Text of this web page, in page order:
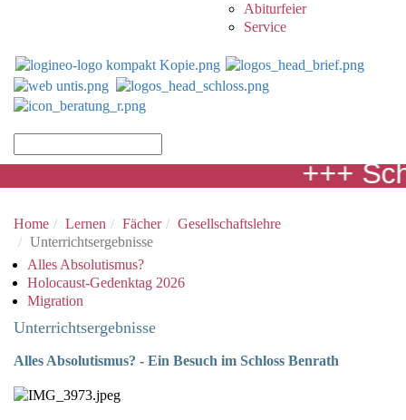
Abiturfeier
Service
+++
Home Lernen Fächer
Gesellschaftslehre
Unterrichtsergebnisse
Alles Absolutismus?
Holocaust-Gedenktag 2026
Migration
Unterrichtsergebnisse
Alles Absolutismus? - Ein Besuch im Schloss Benrath